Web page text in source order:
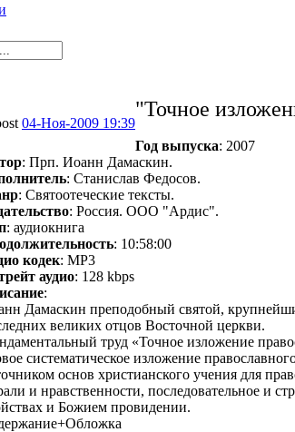
04-Ноя-2009 19:39
"Точное
Год выпуска: 2007
: Прп. Иоанн Дамаскин.
: Станислав Федосов.
: Святоотеческие тексты.
: Россия. ООО "Ардис".
: аудиокнига
: 10:58:00
кодек: MP3
аудио: 128 kbps
:
Дамаскин преподобный святой,
великих отцов Восточной церкви.
труд «Точное изложение
систематическое изложение
основ христианского учения для
и нравственности, последовательное и
и Божием провидении.